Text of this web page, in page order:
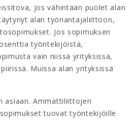
jos vähintään puolet alan
alan työnantajaliittoon,
Jos sopimuksen
työntekijöistä,
vain niissä yrityksissä,
Muissa alan yrityksissä
asiaan. Ammattiliittojen
tuovat työntekijöille